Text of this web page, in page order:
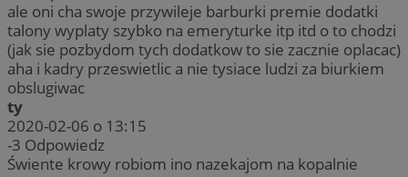
ale oni cha swoje przywileje barburki premie dodatki
talony wyplaty szybko na emeryturke itp itd o to chodzi
(jak sie pozbydom tych dodatkow to sie zacznie oplacac)
aha i kadry przeswietlic a nie tysiace ludzi za biurkiem
obslugiwac
ty
2020-02-06 o 13:15
-3 Odpowiedz
Świente krowy robiom ino nazekajom na kopalnie